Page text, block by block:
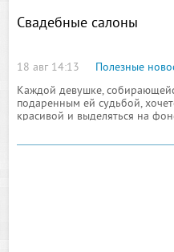
Свадебные салоны
18 авг 14:13
Полезные
Каждой девушке,
подаренным ей судьбой,
красивой и выделяться на
сверстниц. Однако добиться